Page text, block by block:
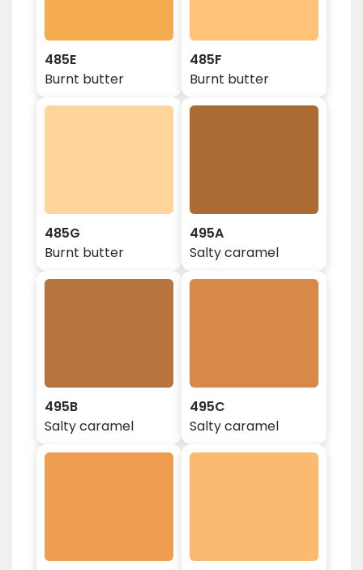
485E
Burnt butter
485F
Burnt butter
485G
Burnt butter
495A
Salty caramel
495B
Salty caramel
495C
Salty caramel